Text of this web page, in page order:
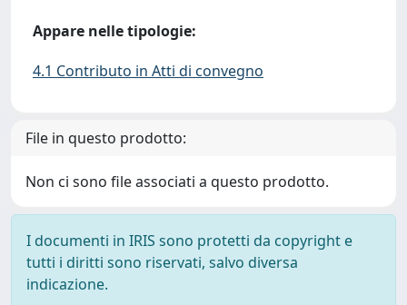
Appare nelle tipologie:
4.1 Contributo in Atti di convegno
File in questo prodotto:
Non ci sono file associati a questo prodotto.
I documenti in IRIS sono protetti da copyright e
tutti i diritti sono riservati, salvo diversa
indicazione.